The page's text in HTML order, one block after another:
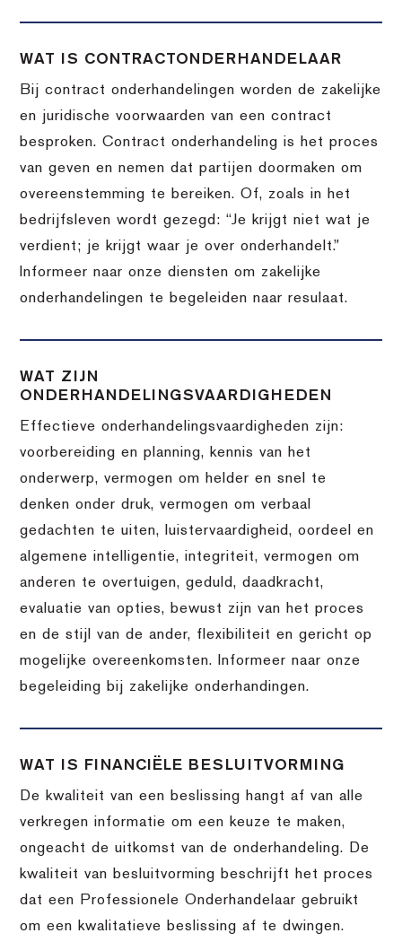
WAT IS CONTRACTONDERHANDELAAR
Bij contract onderhandelingen worden de zakelijke
en juridische voorwaarden van een contract
besproken. Contract onderhandeling is het proces
van geven en nemen dat partijen doormaken om
overeenstemming te bereiken. Of, zoals in het
bedrijfsleven wordt gezegd: “Je krijgt niet wat je
verdient; je krijgt waar je over onderhandelt.”
Informeer naar onze diensten om zakelijke
onderhandelingen te begeleiden naar resulaat.
WAT ZIJN
ONDERHANDELINGSVAARDIGHEDEN
Effectieve onderhandelingsvaardigheden zijn:
voorbereiding en planning, kennis van het
onderwerp, vermogen om helder en snel te
denken onder druk, vermogen om verbaal
gedachten te uiten, luistervaardigheid, oordeel en
algemene intelligentie, integriteit, vermogen om
anderen te overtuigen, geduld, daadkracht,
evaluatie van opties, bewust zijn van het proces
en de stijl van de ander, flexibiliteit en gericht op
mogelijke overeenkomsten. Informeer naar onze
begeleiding bij zakelijke onderhandingen.
WAT IS FINANCIËLE BESLUITVORMING
De kwaliteit van een beslissing hangt af van alle
verkregen informatie om een keuze te maken,
ongeacht de uitkomst van de onderhandeling. De
kwaliteit van besluitvorming beschrijft het proces
dat een Professionele Onderhandelaar gebruikt
om een kwalitatieve beslissing af te dwingen.